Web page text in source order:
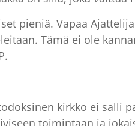
pieniä. Vapaa
Tämä ei ole
kirkko ei salli
toimintaan ja